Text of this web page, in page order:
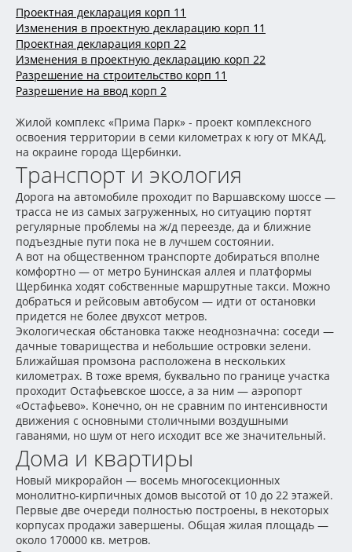
Проектная декларация корп 11
Изменения в проектную декларацию корп 11
Проектная декларация корп 22
Изменения в проектную декларацию корп 22
Разрешение на строительство корп 11
Разрешение на ввод корп 2
Жилой комплекс «Прима Парк» - проект комплексного
освоения территории в семи километрах к югу от МКАД,
на окраине города Щербинки.
Транспорт и экология
Дорога на автомобиле проходит по Варшавскому шоссе —
трасса не из самых загруженных, но ситуацию портят
регулярные проблемы на ж/д переезде, да и ближние
подъездные пути пока не в лучшем состоянии.
А вот на общественном транспорте добираться вполне
комфортно — от метро Бунинская аллея и платформы
Щербинка ходят собственные маршрутные такси. Можно
добраться и рейсовым автобусом — идти от остановки
придется не более двухсот метров.
Экологическая обстановка также неоднозначна: соседи —
дачные товарищества и небольшие островки зелени.
Ближайшая промзона расположена в нескольких
километрах. В тоже время, буквально по границе участка
проходит Остафьевское шоссе, а за ним — аэропорт
«Остафьево». Конечно, он не сравним по интенсивности
движения с основными столичными воздушными
гаванями, но шум от него исходит все же значительный.
Дома и квартиры
Новый микрорайон — восемь многосекционных
монолитно-кирпичных домов высотой от 10 до 22 этажей.
Первые две очереди полностью построены, в некоторых
корпусах продажи завершены. Общая жилая площадь —
около 170000 кв. метров.